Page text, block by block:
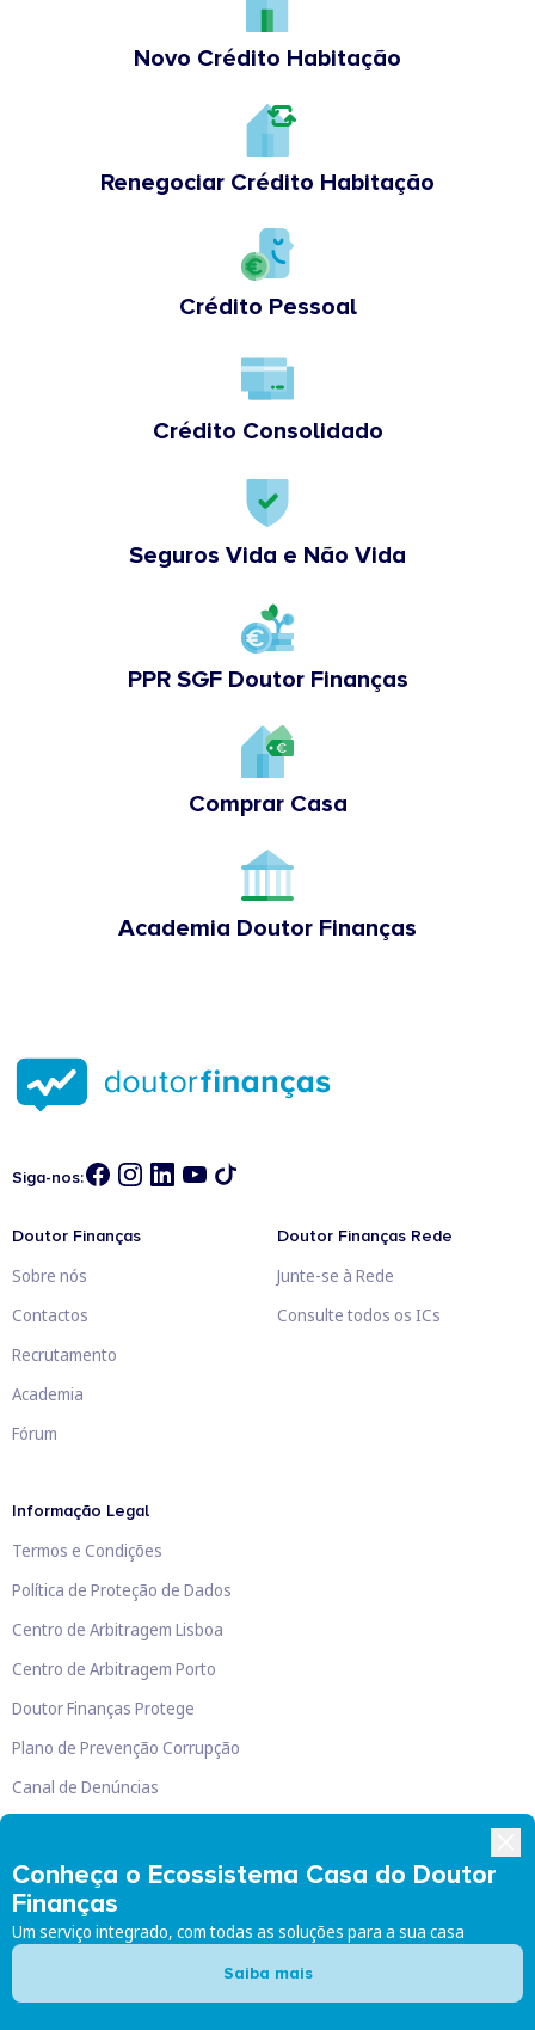
Novo Crédito Habitação
Renegociar Crédito Habitação
Crédito Pessoal
Crédito Consolidado
Seguros Vida e Não Vida
PPR SGF Doutor Finanças
Comprar Casa
Academia Doutor Finanças
Conheça o Ecossistema Casa do Doutor
Finanças
Um serviço integrado, com todas as soluções para a sua casa
Saiba mais
Siga-nos:
Doutor Finanças
Sobre nós
Contactos
Recrutamento
Academia
Fórum
Doutor Finanças Rede
Junte-se à Rede
Consulte todos os ICs
Informação Legal
Termos e Condições
Política de Proteção de Dados
Centro de Arbitragem Lisboa
Centro de Arbitragem Porto
Doutor Finanças Protege
Plano de Prevenção Corrupção
Canal de Denúncias
Doutor Finanças, Lda